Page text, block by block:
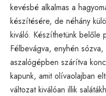
kevésbé alkalmas a
készítésére, de néhány
kiváló. Készíthetünk belőle
Félbevágva, enyhén
aszalógépben szárítva
kapunk, amit olívaolajban
változat kiválóan illik